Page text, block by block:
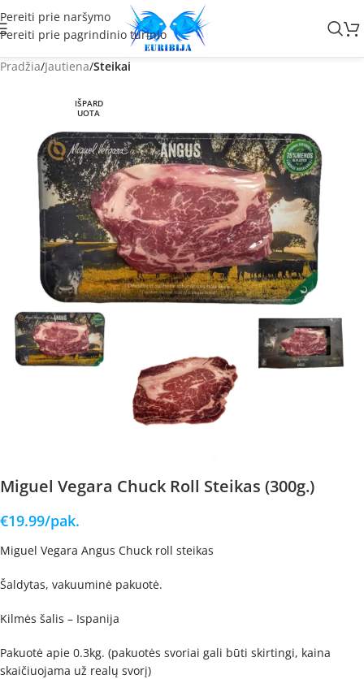
Pereiti prie naršymo
Pereiti prie pagrindinio turinio
Pradžia Jautiena Steikai
IŠPARD
UOTA
Miguel Vegara Chuck Roll Steikas (300g.)
€19.99/pak.
Miguel Vegara Angus Chuck roll steikas
Šaldytas, vakuuminė pakuotė.
Kilmės šalis – Ispanija
Pakuotė apie 0.3kg. (pakuotės svoriai gali būti skirtingi, kaina
skaičiuojama už realų svorį)